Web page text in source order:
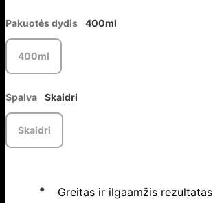
Pakuotės dydis 400ml
400ml
Spalva Skaidri
Skaidri
Greitas ir ilgaamžis rezultatas